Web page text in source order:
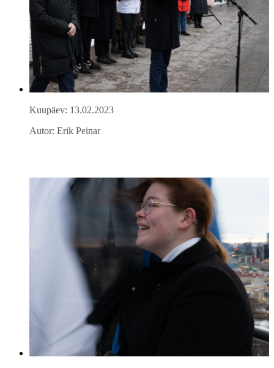
Kuupäev: 13.02.2023
Autor: Erik Peinar